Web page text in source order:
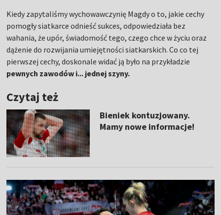
Kiedy zapytaliśmy wychowawczynię Magdy o to, jakie cechy
pomogły siatkarce odnieść sukces, odpowiedziała bez
wahania, że upór, świadomość tego, czego chce w życiu oraz
dążenie do rozwijania umiejętności siatkarskich. Co co tej
pierwszej cechy, doskonale widać ją było na przykładzie
pewnych zawodów i... jednej szyny.
Czytaj też
Bieniek kontuzjowany.
Mamy nowe informacje!